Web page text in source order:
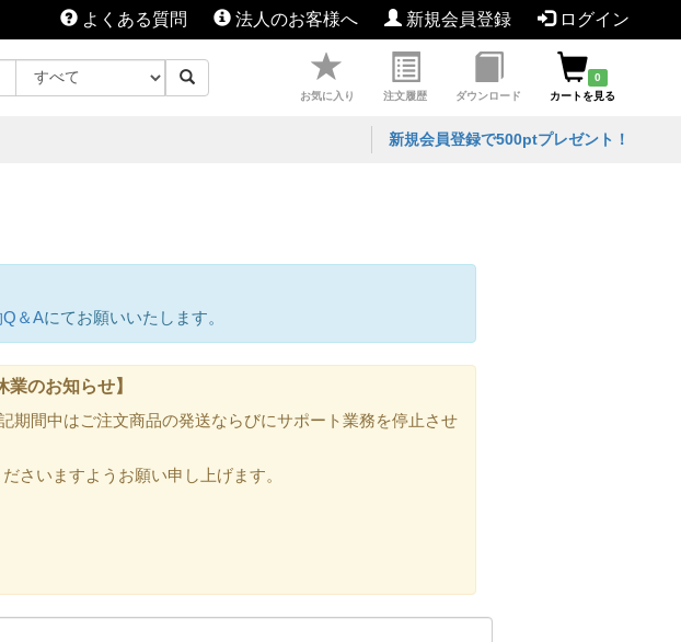
よくある質問 法人のお客様へ 新規会員登録 ログイン
お気に入り 注文履歴 ダウンロード
0
カートを見る
新規会員登録で500ptプレゼント！
＆Aにてお願いいたします。
業のお知らせ】
期間中はご注文商品の発送ならびにサポート業務を停止させ
さいますようお願い申し上げます。